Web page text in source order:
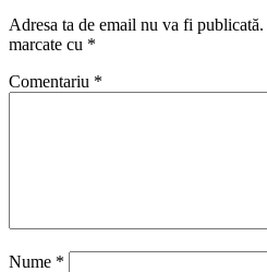
Adresa ta de email nu va fi publicată.
marcate cu *
Comentariu *
Nume *